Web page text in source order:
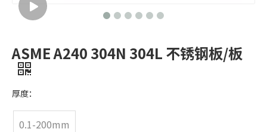
ASME A240 304N 304L 不锈钢板/板
厚度：
0.1-200mm